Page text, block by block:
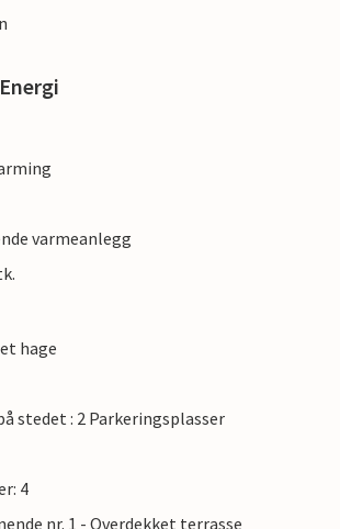
varmeanlegg
hage
stedet : 2 Parkeringsplasser
4
nr. 1 - Overdekket terrasse